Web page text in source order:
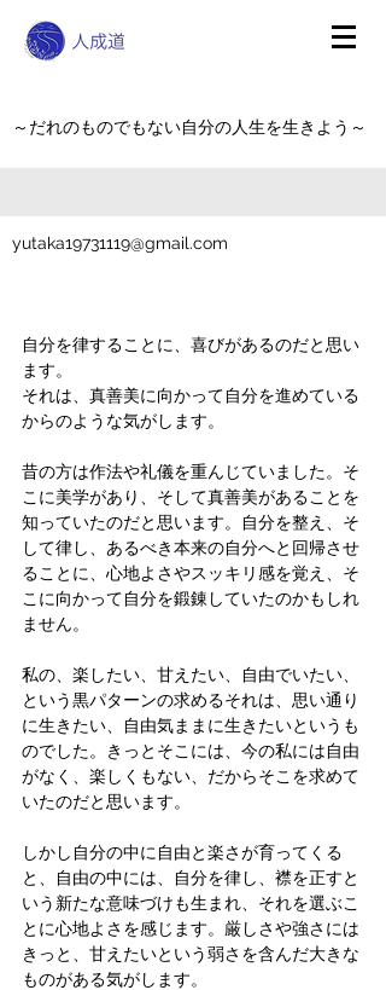
～だれのものでもない自分の人生を生きよう～
yutaka19731119@gmail.com
自分を律することに、喜びがあるのだと思い
ます。
それは、真善美に向かって自分を進めている
からのような気がします。
昔の方は作法や礼儀を重んじていました。そ
こに美学があり、そして真善美があることを
知っていたのだと思います。自分を整え、そ
して律し、あるべき本来の自分へと回帰させ
ることに、心地よさやスッキリ感を覚え、そ
こに向かって自分を鍛錬していたのかもしれ
ません。
私の、楽したい、甘えたい、自由でいたい、
という黒パターンの求めるそれは、思い通り
に生きたい、自由気ままに生きたいというも
のでした。きっとそこには、今の私には自由
がなく、楽しくもない、だからそこを求めて
いたのだと思います。
しかし自分の中に自由と楽さが育ってくる
と、自由の中には、自分を律し、襟を正すと
いう新たな意味づけも生まれ、それを選ぶこ
とに心地よさを感じます。厳しさや強さには
きっと、甘えたいという弱さを含んだ大きな
ものがある気がします。